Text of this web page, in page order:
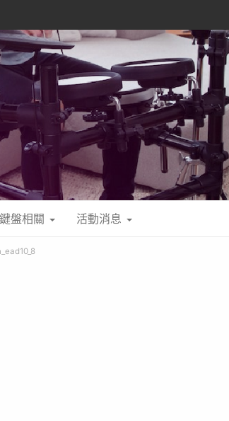
鍵盤相關 活動消息